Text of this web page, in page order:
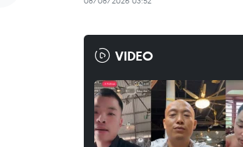
VIDEO